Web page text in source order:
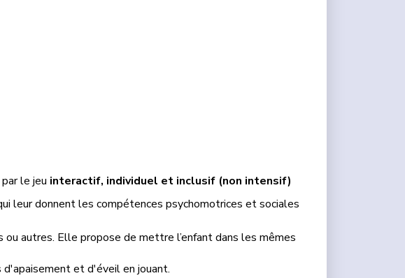
le jeu interactif, individuel et inclusif (non intensif)
leur donnent les compétences psychomotrices et sociales
autres. Elle propose de mettre l’enfant dans les mêmes
et d'éveil en jouant.